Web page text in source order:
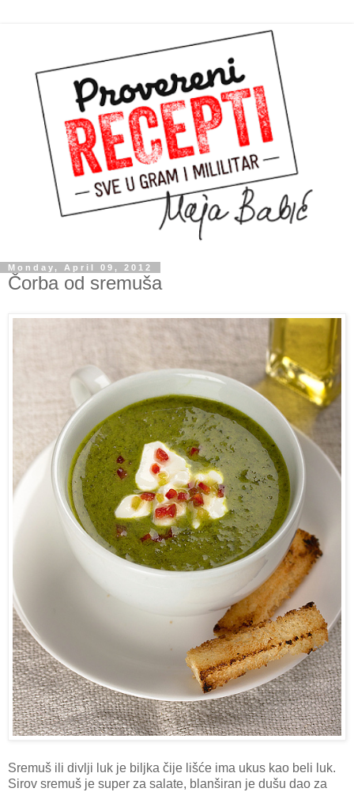
Monday, April 09, 2012
Čorba od sremuša
Sremuš ili divlji luk je biljka čije lišće ima ukus kao beli luk.
Sirov sremuš je super za salate, blanširan je dušu dao za